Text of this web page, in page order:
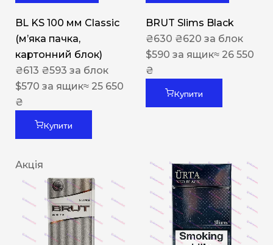
BL KS 100 мм Classic
(м’яка пачка,
картонний блок)
₴613 ₴593 за блок
$570 за ящик≈ 25 650
₴
Купити
BRUT Slims Black
₴630 ₴620 за блок
$590 за ящик≈ 26 550
₴
Купити
Акція